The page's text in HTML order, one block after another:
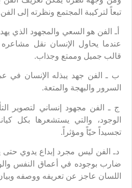
تبعاً لتركيبة المجتمع ونظرته إلى
أـ الفن هو السعي والمجهود الذي
عندما يحاول الإنسان نقل
قالب جميل وممتع وجذاب.
ب ـ الفن جهد يبذله الإنسان في
السرور والبهجة والمتعة.
ج ـ الفن مجهود إنساني لتصوير
الوجود، والتي يستشعرها بكل
تجسيداً حيّاً ومؤثراً.
دـ الفن ليس مجرد إبداع يدوي حتى
ضارب بوجوده في أعماق النفس
اللسان عاجز عن تعريفه ووصفه